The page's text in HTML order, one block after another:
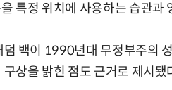
특정 위치에 사용하는 습관과
덤 백이 1990년대 무정부주의
구상을 밝힌 점도 근거로 제시됐